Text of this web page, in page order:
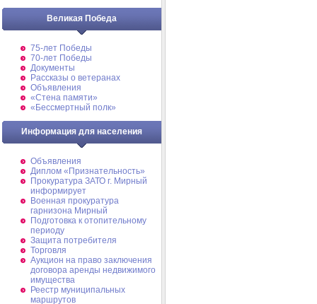
Великая Победа
75-лет Победы
70-лет Победы
Документы
Рассказы о ветеранах
Объявления
«Стена памяти»
«Бессмертный полк»
Информация для населения
Объявления
Диплом «Признательность»
Прокуратура ЗАТО г. Мирный
информирует
Военная прокуратура
гарнизона Мирный
Подготовка к отопительному
периоду
Защита потребителя
Торговля
Аукцион на право заключения
договора аренды недвижимого
имущества
Реестр муниципальных
маршрутов